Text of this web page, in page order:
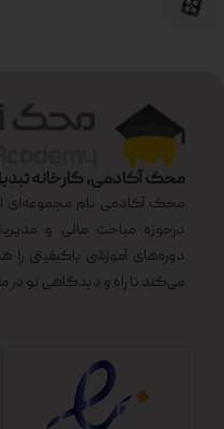
محک آکادمی، کارخانه
محک آکادمی نام
درحوزه مباحث مالی و
دوره‌های آموزشی باکیفیتی را
می‌کند تا راه و دیدگاهی نو در